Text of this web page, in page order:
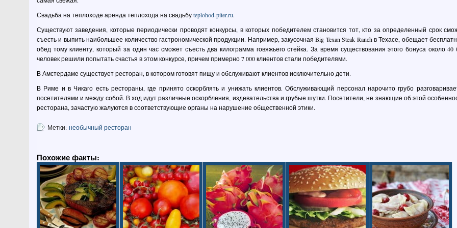
Свадьба на теплоходе аренда теплохода на свадьбуteplohod-piter.ru.
Существуют заведения, которые периодически проводят конкурсы, в которых победителем становится тот, кто за определенный срок
съесть и выпить наибольшее количество гастрономической продукции. Например, закусочная Big Texan Steak Ranch в Техасе, обещает
обед тому клиенту, который за один час сможет съесть два килограмма говяжьего стейка. За время существования этого бонуса около 40
человек решили попытать счастья в этом конкурсе, причем примерно 7 000 клиентов стали победителями.
В Амстердаме существует ресторан, в котором готовят пищу и обслуживают клиентов исключительно дети.
В Риме и в Чикаго есть рестораны, где принято оскорблять и унижать клиентов. Обслуживающий персонал нарочито грубо
посетителями и между собой. В ход идут различные оскорбления, издевательства и грубые шутки. Посетители, не знающие об этой
ресторана, зачастую жалуются в соответствующие органы на нарушение общественной этики.
Метки: необычный ресторан
Похожие факты: